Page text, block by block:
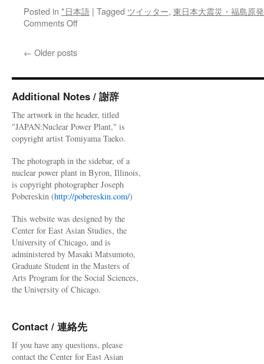
Posted in *日本語 | Tagged ツイッター, 東日本大震災・福島原発
Comments Offon
暴
言
島
の
農
は
オ
ウ
ム
者
と
同
じ」
via
Yomiuri
Online
← Older posts
Additional Notes / 謝辞
The artwork in the header, titled
"JAPAN:Nuclear Power Plant," is
copyright artist Tomiyama Taeko.
The photograph in the sidebar, of a
nuclear power plant in Byron, Illinois,
is copyright photographer Joseph
Pobereskin (http://pobereskin.com/)
This website was designed by the
Center for East Asian Studies, the
University of Chicago, and is
administered by Masaki Matsumoto,
Graduate Student in the Masters of
Arts Program for the Social Sciences,
the University of Chicago.
Contact / 連絡先
If you have any questions, please
contact the Center for East Asian